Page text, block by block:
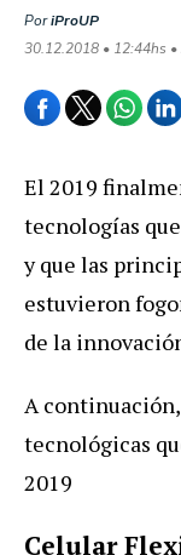
PoriProUP
30.12.2018 • 12:44hs
El 2019
tecnologías
y que las
estuvieron
de la
A
tecnológicas
2019
Celular